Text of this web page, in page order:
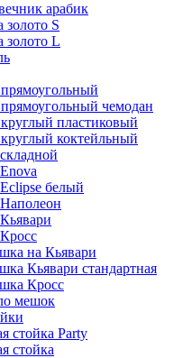
арабик
золото S
золото L
чемодан
пластиковый
коктейльный
белый
на Кьявари
Кьявари стандартная
Кросс
мешок
стойка Party
стойка